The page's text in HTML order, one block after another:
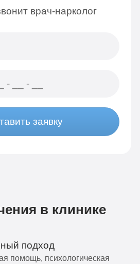
врач-нарколог
заявку
в клинике
подход
помощь, психологическая